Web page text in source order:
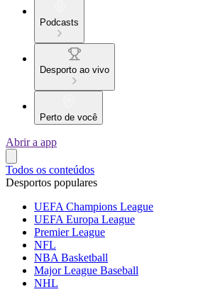
Podcasts
Desporto ao vivo
Perto de você
Abrir a app
Todos os conteúdos
Desportos populares
UEFA Champions League
UEFA Europa League
Premier League
NFL
NBA Basketball
Major League Baseball
NHL